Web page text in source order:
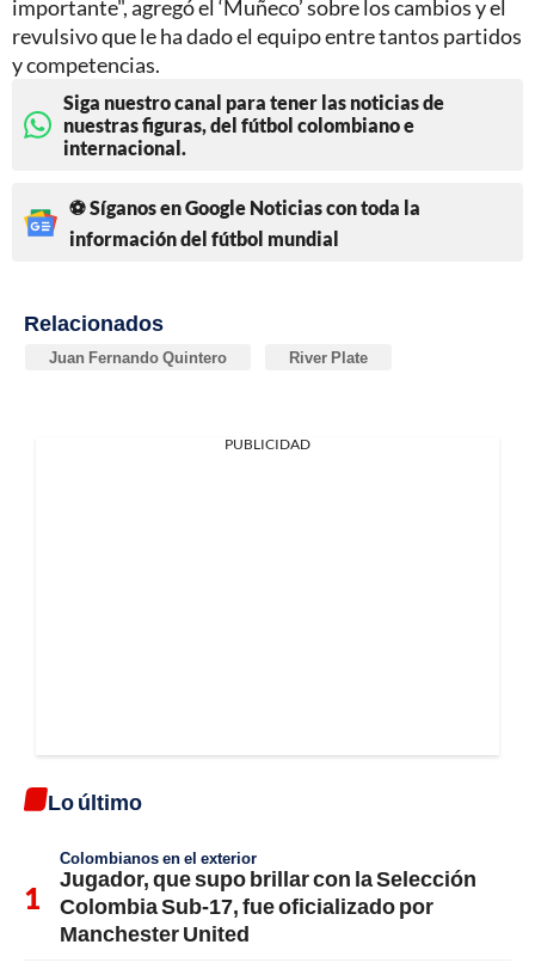
importante", agregó el ‘Muñeco’ sobre los cambios y el
revulsivo que le ha dado el equipo entre tantos partidos
y competencias.
Siga nuestro canal para tener las noticias de
nuestras figuras, del fútbol colombiano e
internacional.
⚽ Síganos en Google Noticias con toda la
información del fútbol mundial
Relacionados
Juan Fernando Quintero River Plate
PUBLICIDAD
Lo último
Colombianos en el exterior
Jugador, que supo brillar con la Selección
Colombia Sub-17, fue oficializado por
Manchester United